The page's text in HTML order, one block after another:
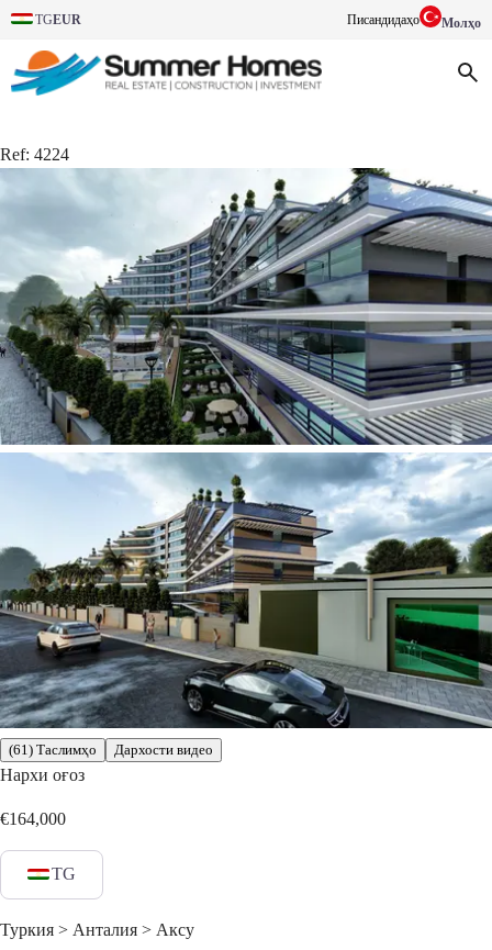
TGEUR Писандидаҳо Молҳо
Ref: 4224
(61) Таслимҳо Дархости видео
Нархи оғоз
€164,000
TG
Туркия > Анталия > Аксу